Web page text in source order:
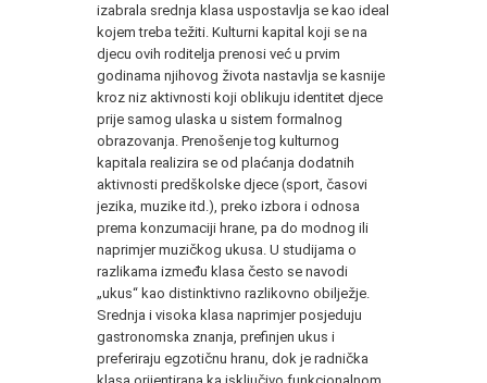
izabrala srednja klasa uspostavlja se kao ideal
kojem treba težiti. Kulturni kapital koji se na
djecu ovih roditelja prenosi već u prvim
godinama njihovog života nastavlja se kasnije
kroz niz aktivnosti koji oblikuju identitet djece
prije samog ulaska u sistem formalnog
obrazovanja. Prenošenje tog kulturnog
kapitala realizira se od plaćanja dodatnih
aktivnosti predškolske djece (sport, časovi
jezika, muzike itd.), preko izbora i odnosa
prema konzumaciji hrane, pa do modnog ili
naprimjer muzičkog ukusa. U studijama o
razlikama između klasa često se navodi
„ukus“ kao distinktivno razlikovno obilježje.
Srednja i visoka klasa naprimjer posjeduju
gastronomska znanja, prefinjen ukus i
preferiraju egzotičnu hranu, dok je radnička